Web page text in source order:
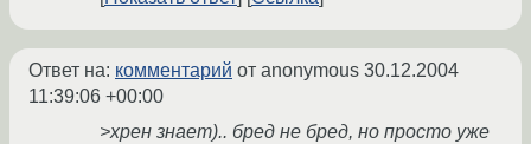
Ответ на: комментарий от anonymous 30.12.2004
11:39:06 +00:00
>хрен знает).. бред не бред, но просто уже